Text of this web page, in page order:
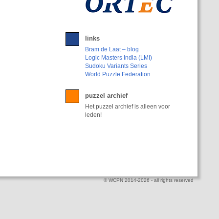
links
Bram de Laat – blog
Logic Masters India (LMI)
Sudoku Variants Series
World Puzzle Federation
puzzel archief
Het puzzel archief is alleen voor
leden!
© WCPN 2014-2026 - all rights reserved